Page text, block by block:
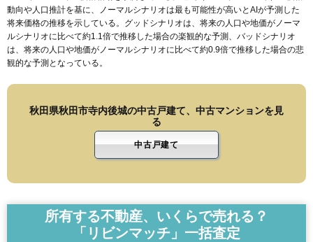
動向や人口推計を基に、ノーマルシナリオは最も可能性が高いとAIが予測した
将来価格の推移を示している。グッドシナリオは、将来の人口や地価がノーマ
ルシナリオに比べて約1.1倍で推移した場合の楽観的な予測、バッドシナリオ
は、将来の人口や地価がノーマルシナリオに比べて約0.9倍で推移した場合の悲
観的な予測となっている。
秋田県秋田市寺内後城の中古戸建て、中古マンションを見
る
中古戸建て
所有する不動産、いくらで売れる？
「リビンマッチ」一括査定